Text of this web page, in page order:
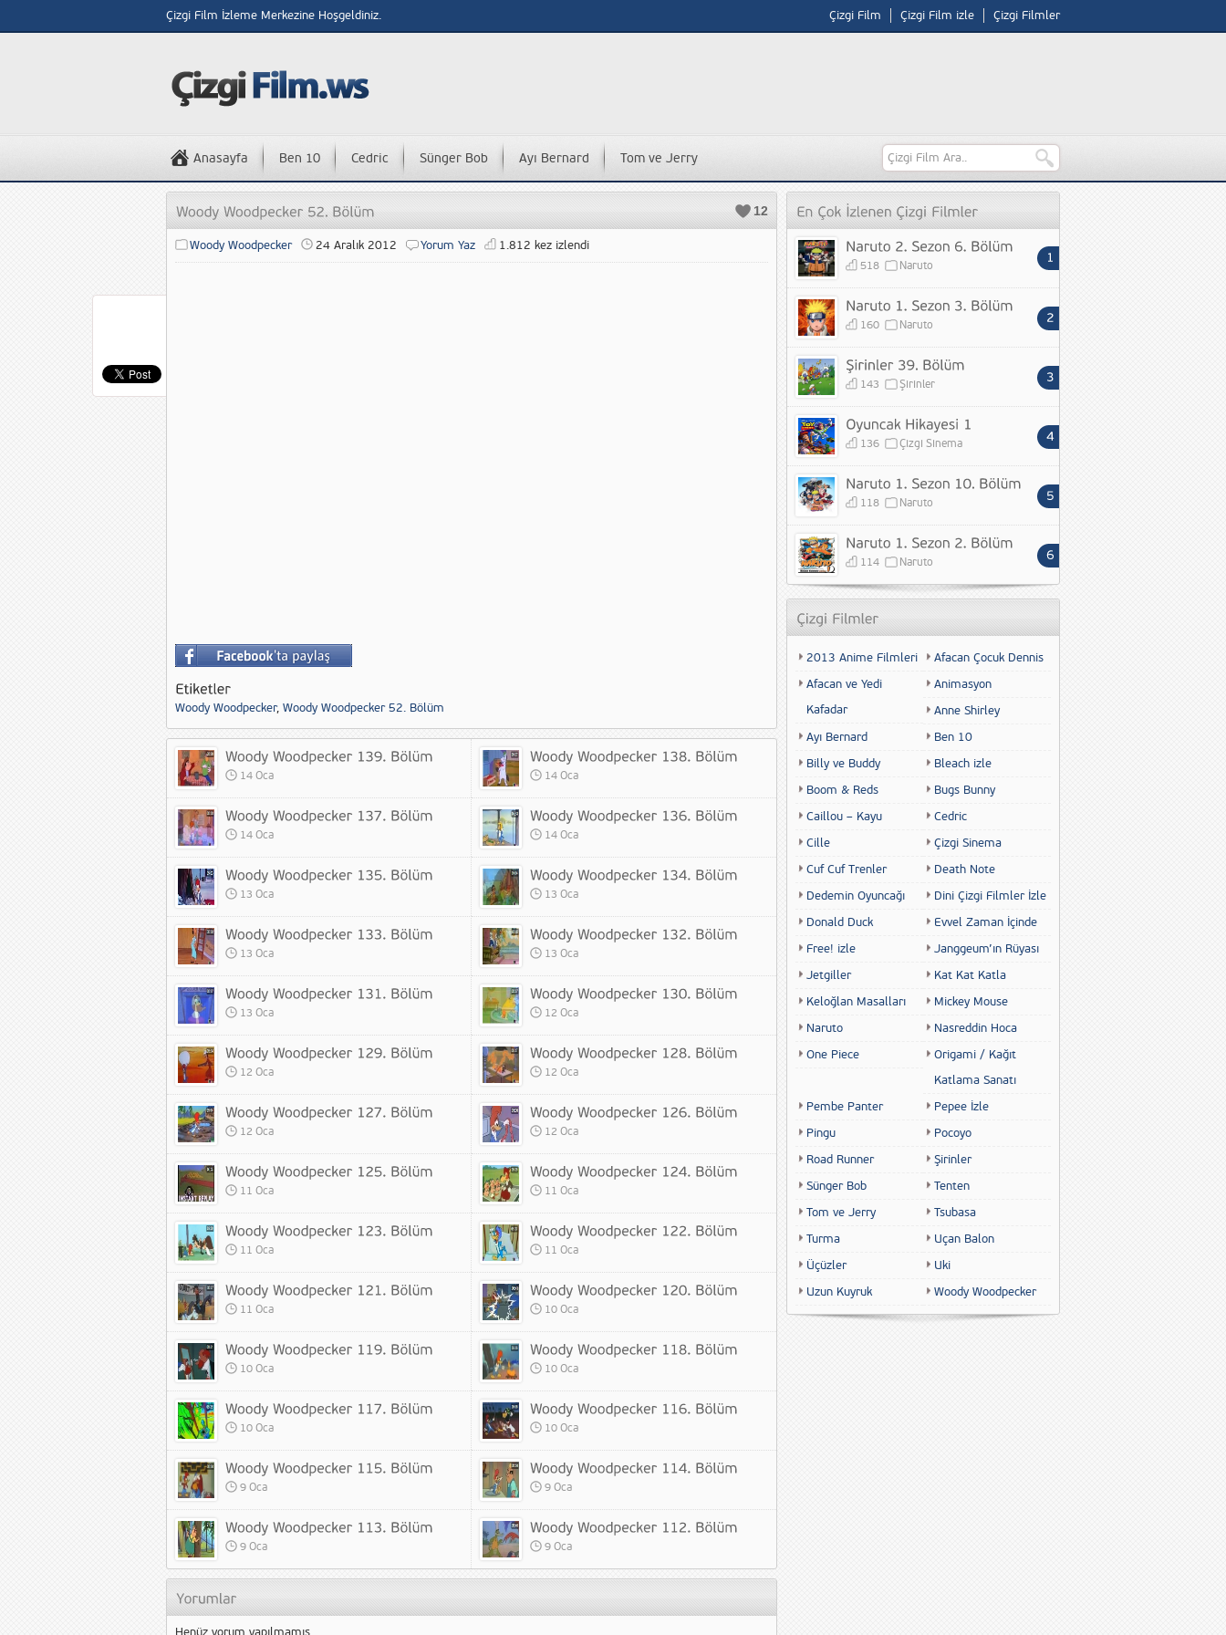
Çizgi Film İzleme Merkezine Hoşgeldiniz. Çizgi Film Çizgi Film izle Çizgi Filmler
Anasayfa Ben 10 Cedric Sünger Bob Ayı Bernard Tom ve Jerry
12
Woody Woodpecker 24 Aralık 2012 Yorum Yaz 1.812 kez izlendi
Woody Woodpecker, Woody Woodpecker 52. Bölüm
14 Oca 14 Oca
14 Oca 14 Oca
13 Oca 13 Oca
13 Oca 13 Oca
13 Oca 12 Oca
12 Oca 12 Oca
12 Oca 12 Oca
11 Oca 11 Oca
11 Oca 11 Oca
11 Oca 10 Oca
10 Oca 10 Oca
10 Oca 10 Oca
9 Oca 9 Oca
9 Oca 9 Oca
518 Naruto
160 Naruto
143 Şirinler
136 Çizgi Sinema
118 Naruto
114 Naruto
2013 Anime Filmleri
Afacan Çocuk Dennis
Afacan ve Yedi
Kafadar
Animasyon
Anne Shirley
Ayı Bernard
Ben 10
Billy ve Buddy
Bleach izle
Boom & Reds
Bugs Bunny
Caillou – Kayu
Cedric
Cille
Çizgi Sinema
Cuf Cuf Trenler
Death Note
Dedemin Oyuncağı
Dini Çizgi Filmler İzle
Donald Duck
Evvel Zaman İçinde
Free! izle
Janggeum’ın Rüyası
Jetgiller
Kat Kat Katla
Keloğlan Masalları
Mickey Mouse
Naruto
Nasreddin Hoca
One Piece
Origami / Kağıt
Katlama Sanatı
Pembe Panter
Pepee İzle
Pingu
Pocoyo
Road Runner
Şirinler
Sünger Bob
Tenten
Tom ve Jerry
Tsubasa
Turma
Uçan Balon
Üçüzler
Uki
Uzun Kuyruk
Woody Woodpecker